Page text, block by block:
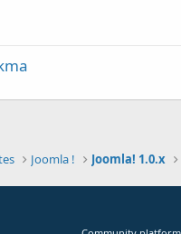
Joomla ! Joomla! 1.0.x